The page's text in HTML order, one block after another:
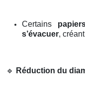
Certains
s’évacuer,
🔹 Réduction du